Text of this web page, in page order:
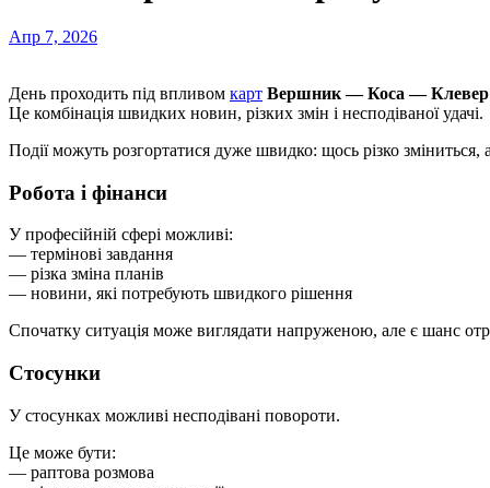
Апр 7, 2026
День проходить під впливом карт Вершник — Коса — Клевер
Це комбінація швидких новин, різких змін і несподіваної удачі.
Події можуть розгортатися дуже швидко: щось різко
Робота і фінанси
У професійній сфері можливі:
— термінові завдання
— різка зміна планів
— новини, які потребують швидкого рішення
Спочатку ситуація може виглядати напруженою, але є шанс
Стосунки
У стосунках можливі несподівані повороти.
Це може бути:
— раптова розмова